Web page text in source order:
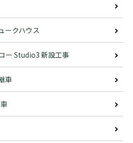
ークハウス
ー Studio3 新設工事
車